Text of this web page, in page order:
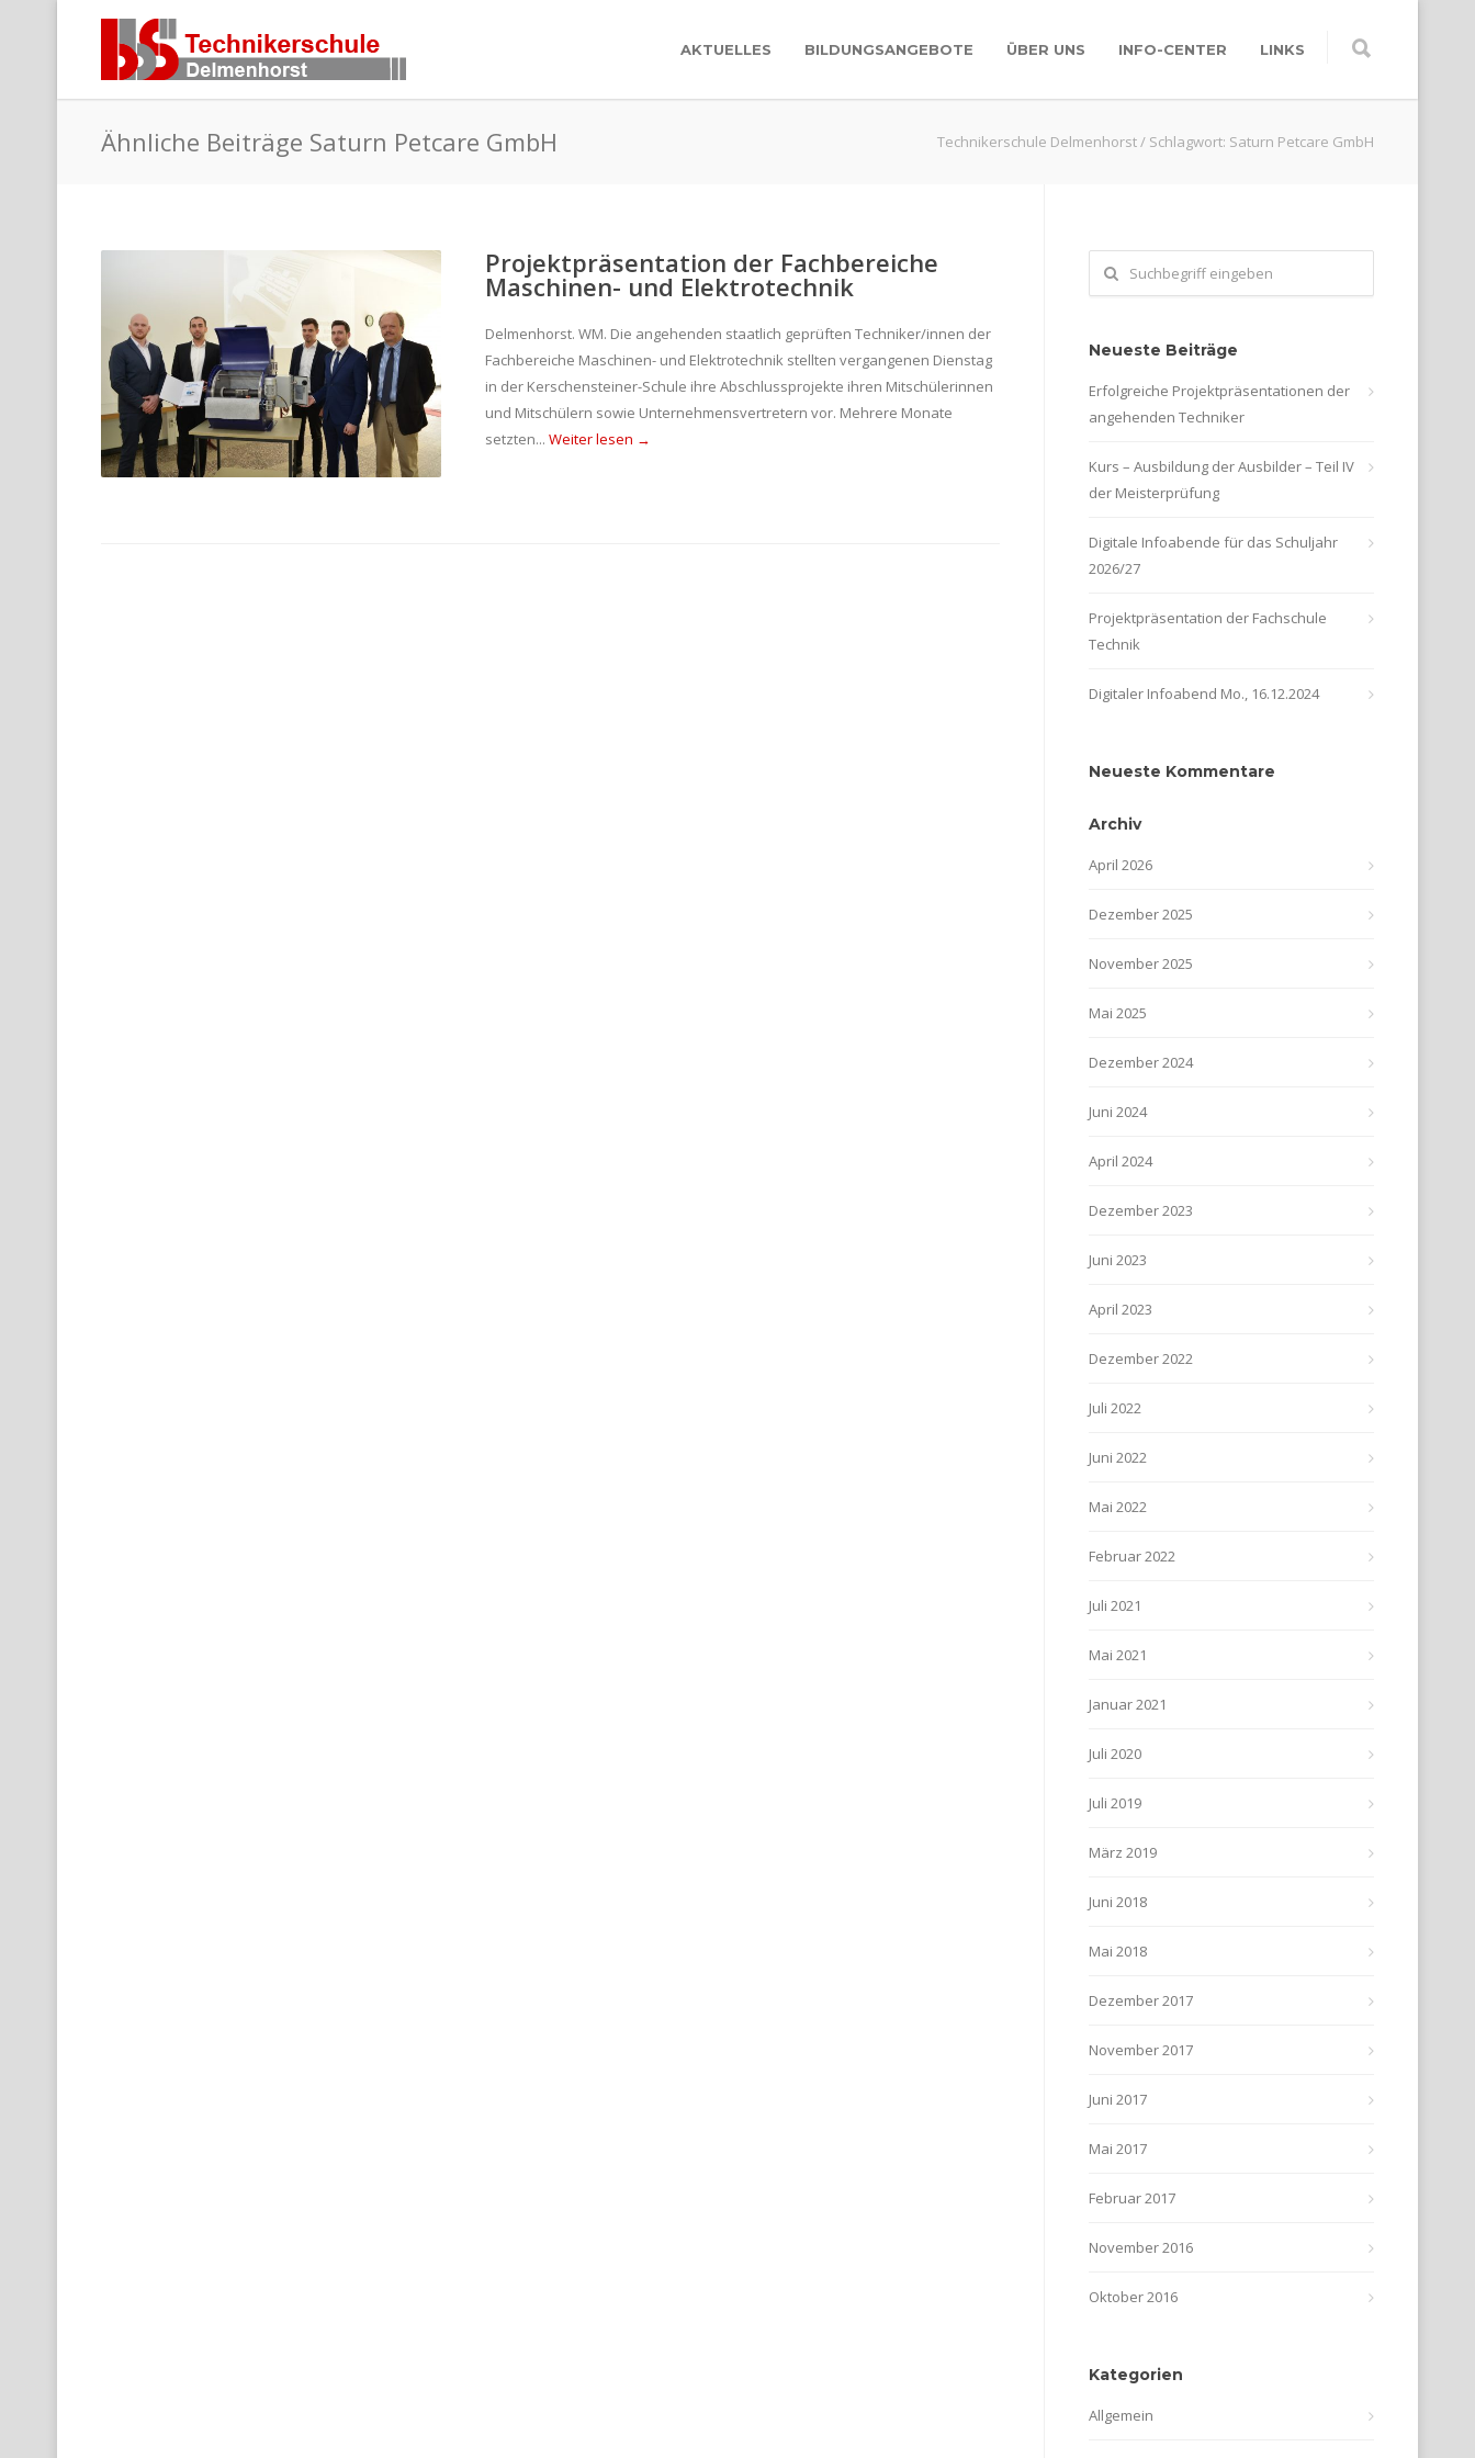
AKTUELLES BILDUNGSANGEBOTE ÜBER UNS INFO-CENTER LINKS
Ähnliche Beiträge Saturn Petcare GmbH Technikerschule Delmenhorst/ Schlagwort: Saturn Petcare GmbH
Projektpräsentation der Fachbereiche
Maschinen- und Elektrotechnik
Delmenhorst. WM. Die angehenden staatlich geprüften Techniker/innen der
Fachbereiche Maschinen- und Elektrotechnik stellten vergangenen Dienstag
in der Kerschensteiner-Schule ihre Abschlussprojekte ihren Mitschülerinnen
und Mitschülern sowie Unternehmensvertretern vor. Mehrere Monate
setzten... Weiter lesen →
Neueste Beiträge
Erfolgreiche Projektpräsentationen der
angehenden Techniker
Kurs – Ausbildung der Ausbilder – Teil IV
der Meisterprüfung
Digitale Infoabende für das Schuljahr
2026/27
Projektpräsentation der Fachschule
Technik
Digitaler Infoabend Mo., 16.12.2024
Neueste Kommentare
Archiv
April 2026
Dezember 2025
November 2025
Mai 2025
Dezember 2024
Juni 2024
April 2024
Dezember 2023
Juni 2023
April 2023
Dezember 2022
Juli 2022
Juni 2022
Mai 2022
Februar 2022
Juli 2021
Mai 2021
Januar 2021
Juli 2020
Juli 2019
März 2019
Juni 2018
Mai 2018
Dezember 2017
November 2017
Juni 2017
Mai 2017
Februar 2017
November 2016
Oktober 2016
Kategorien
Allgemein